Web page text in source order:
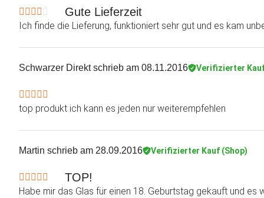
Gute Lieferzeit
Ich finde die Lieferung, funktioniert sehr gut und es kam
Schwarzer Direktschrieb am 08.11.2016 Verifizierter
top produkt ich kann es jeden nur weiterempfehlen
Martin schrieb am 28.09.2016 Verifizierter Kauf (Shop)
TOP!
Habe mir das Glas für einen 18. Geburtstag gekauft und